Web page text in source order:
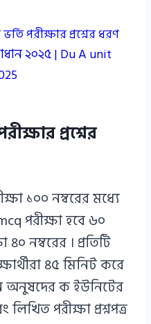
পরীক্ষার প্রশ্নের ধরণ
২০২৫ | Du A unit
প্রশ্নের
১০০ নম্বরের মধ্যে
পরীক্ষা হবে ৬০
নম্বরের । প্রতিটি
৪৫ মিনিট করে
অনুষদের ক ইউনিটের
পরীক্ষা প্রশ্নপত্র